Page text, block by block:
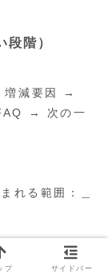
階）
減要因 →
→ 次の一
れる範囲：＿
／短納期は可
プ サイドバー